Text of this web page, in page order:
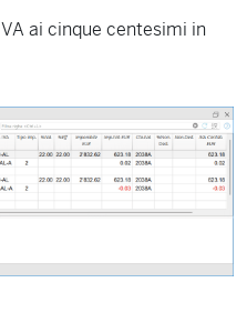
ai cinque centesimi in